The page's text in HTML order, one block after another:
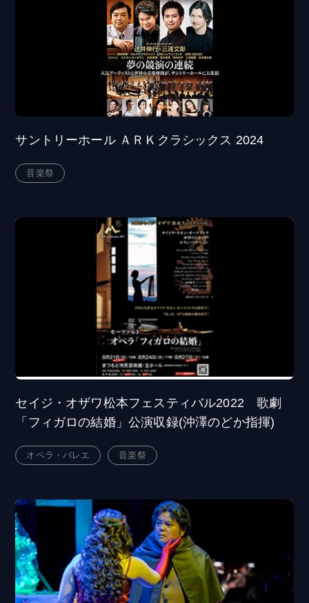
サントリーホール ＡＲＫクラシックス 2024
音楽祭
セイジ・オザワ松本フェスティバル2022 歌劇
「フィガロの結婚」公演収録(沖澤のどか指揮)
オペラ・バレエ 音楽祭